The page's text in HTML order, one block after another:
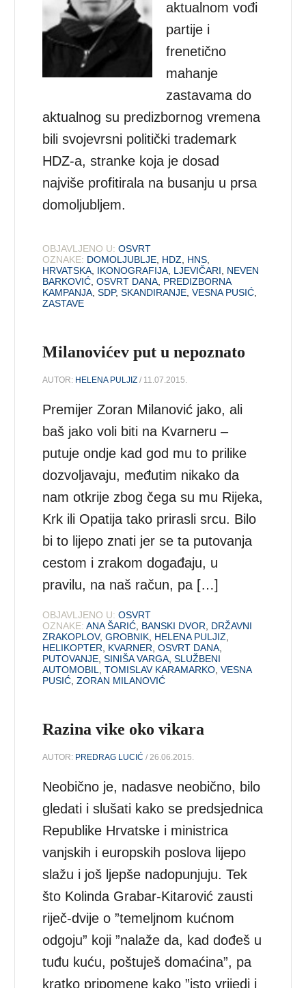
aktualnom vođi
partije i
frenetično
mahanje
zastavama do
aktualnog su predizbornog vremena
bili svojevrsni politički trademark
HDZ-a, stranke koja je dosad
najviše profitirala na busanju u prsa
domoljubljem.
OBJAVLJENO U: OSVRT
OZNAKE: DOMOLJUBLJE, HDZ, HNS,
HRVATSKA, IKONOGRAFIJA, LJEVIČARI, NEVEN
BARKOVIĆ,OSVRT DANA, PREDIZBORNA
KAMPANJA,SDP,SKANDIRANJE,VESNA PUSIĆ,
ZASTAVE
Milanovićev put u nepoznato
AUTOR: HELENA PULJIZ / 11.07.2015.
Premijer Zoran Milanović jako, ali
baš jako voli biti na Kvarneru –
putuje ondje kad god mu to prilike
dozvoljavaju, međutim nikako da
nam otkrije zbog čega su mu Rijeka,
Krk ili Opatija tako prirasli srcu. Bilo
bi to lijepo znati jer se ta putovanja
cestom i zrakom događaju, u
pravilu, na naš račun, pa […]
OBJAVLJENO U: OSVRT
OZNAKE: ANA ŠARIĆ, BANSKI DVOR, DRŽAVNI
ZRAKOPLOV,GROBNIK, HELENA PULJIZ,
HELIKOPTER, KVARNER,OSVRT DANA,
PUTOVANJE,SINIŠA VARGA,SLUŽBENI
AUTOMOBIL,TOMISLAV KARAMARKO,VESNA
PUSIĆ,ZORAN MILANOVIĆ
Razina vike oko vikara
AUTOR: PREDRAG LUCIĆ / 26.06.2015.
Neobično je, nadasve neobično, bilo
gledati i slušati kako se predsjednica
Republike Hrvatske i ministrica
vanjskih i europskih poslova lijepo
slažu i još ljepše nadopunjuju. Tek
što Kolinda Grabar-Kitarović zausti
riječ-dvije o ”temeljnom kućnom
odgoju” koji ”nalaže da, kad dođeš u
tuđu kuću, poštuješ domaćina”, pa
kratko pripomene kako ”isto vrijedi i